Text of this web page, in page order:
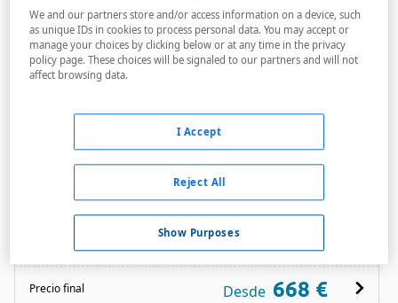
Bares / Restaurantes
Acceso personas con movilidad reducida
Precio final Desde 668 €
We and our partners store and/or access information on a device, such
as unique IDs in cookies to process personal data. You may accept or
manage your choices by clicking below or at any time in the privacy
policy page. These choices will be signaled to our partners and will not
affect browsing data.
Show Purposes
Reject All
I Accept